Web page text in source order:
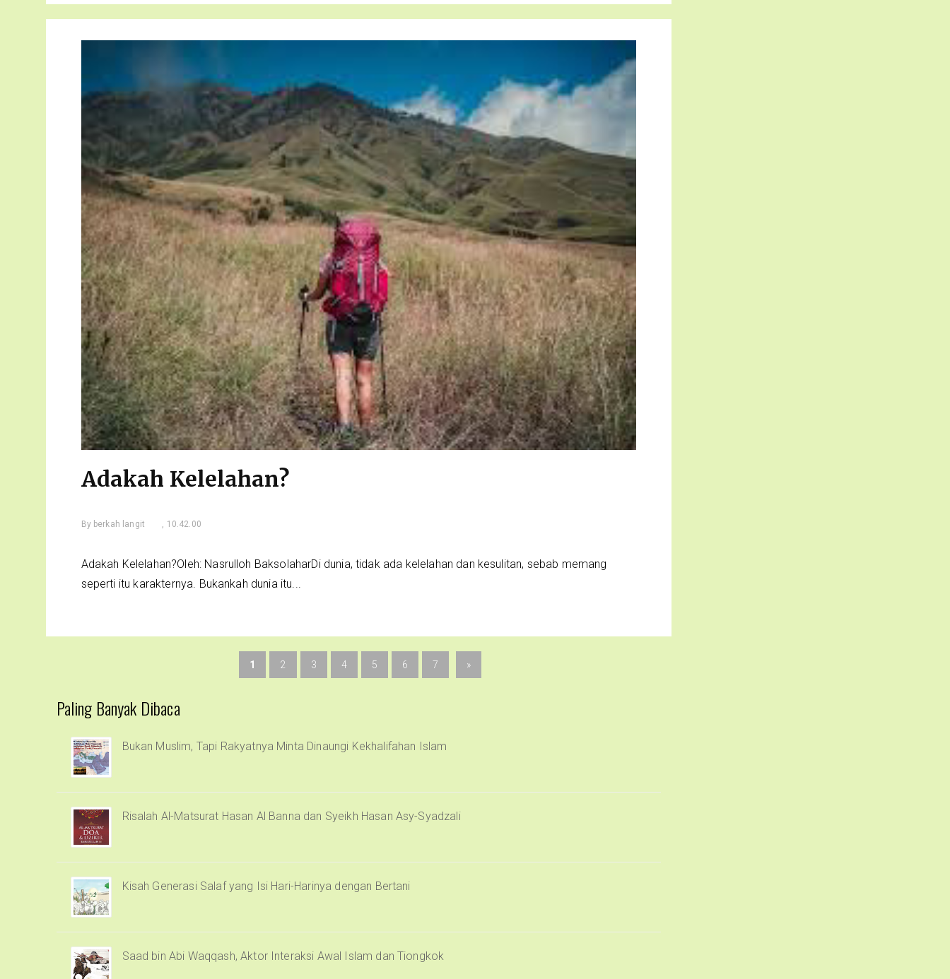
Adakah Kelelahan?
By berkah langit , 10.42.00
Adakah Kelelahan?Oleh: Nasrulloh BaksolaharDi dunia, tidak ada kelelahan dan kesulitan, sebab memang
seperti itu karakternya. Bukankah dunia itu...
1 2 3 4 5 6 7 »
Paling Banyak Dibaca
Bukan Muslim, Tapi Rakyatnya Minta Dinaungi Kekhalifahan Islam
Risalah Al-Matsurat Hasan Al Banna dan Syeikh Hasan Asy-Syadzali
Kisah Generasi Salaf yang Isi Hari-Harinya dengan Bertani
Saad bin Abi Waqqash, Aktor Interaksi Awal Islam dan Tiongkok